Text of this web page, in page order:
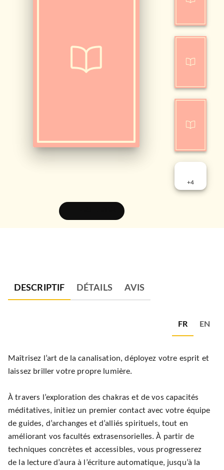
+4
DESCRIPTIF DÉTAILS AVIS
FR EN
Maîtrisez l’art de la canalisation, déployez votre esprit et
laissez briller votre propre lumière.
À travers l’exploration des chakras et de vos capacités
méditatives, initiez un premier contact avec votre équipe
de guides, d’archanges et d’alliés spirituels, tout en
améliorant vos facultés extrasensorielles. À partir de
techniques concrètes et accessibles, vous progresserez
de la lecture d’aura à l’écriture automatique, jusqu’à la